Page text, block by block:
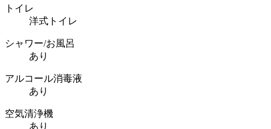
トイレ
洋式トイレ
シャワー/お風呂
あり
アルコール消毒液
あり
空気清浄機
あり